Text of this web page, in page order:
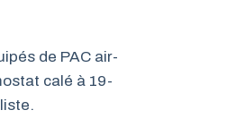
de PAC air-
calé à 19-